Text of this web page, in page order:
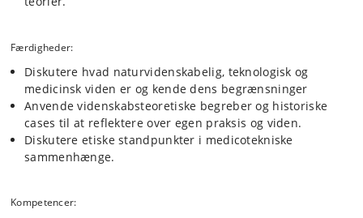
Færdigheder:
Diskutere hvad naturvidenskabelig, teknologisk og
medicinsk viden er og kende dens begrænsninger
Anvende videnskabsteoretiske begreber og historiske
cases til at reflektere over egen praksis og viden.
Diskutere etiske standpunkter i medicotekniske
sammenhænge.
Kompetencer: